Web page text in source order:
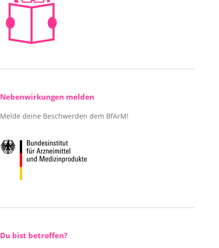
Nebenwirkungen melden
Melde deine Beschwerden dem BfArM!
Du bist betroffen?